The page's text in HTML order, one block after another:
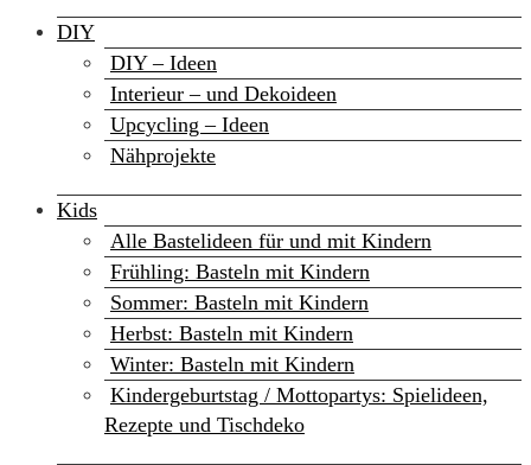
DIY
DIY – Ideen
Interieur – und Dekoideen
Upcycling – Ideen
Nähprojekte
Kids
Alle Bastelideen für und mit Kindern
Frühling: Basteln mit Kindern
Sommer: Basteln mit Kindern
Herbst: Basteln mit Kindern
Winter: Basteln mit Kindern
Kindergeburtstag / Mottopartys: Spielideen,
Rezepte und Tischdeko